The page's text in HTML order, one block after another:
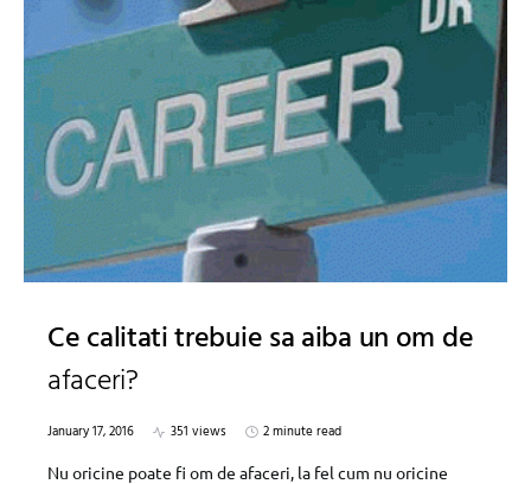
Ce calitati trebuie sa aiba un om de
afaceri?
January 17, 2016 351 views
2 minute read
Nu oricine poate fi om de afaceri, la fel cum nu oricine